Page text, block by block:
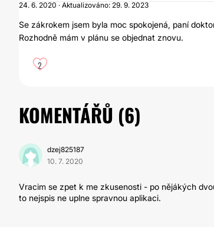
24. 6. 2020 · Aktualizováno: 29. 9. 2023
Se zákrokem jsem byla moc spokojená, paní
Rozhodně mám v plánu se objednat znovu.
2
KOMENTÁŘŮ (6)
dzej825187
10. 7. 2020
Vracim se zpet k me zkusenosti - po nějákých
to nejspis ne uplne spravnou aplikaci.